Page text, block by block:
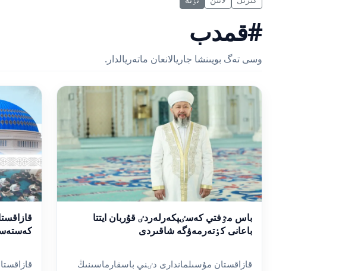
#قمدب
وسى تەگ بويىنشا جاريالانعان ماتەريالدار.
باس مٷفتي كەسٸپكەرلەردٸ قۇربان ايتتا
باعانى كٶتەرمەۋگە شاقىردى
قازاقستان مۇسىلماندارى دٸني باسقارماسىنىڭ